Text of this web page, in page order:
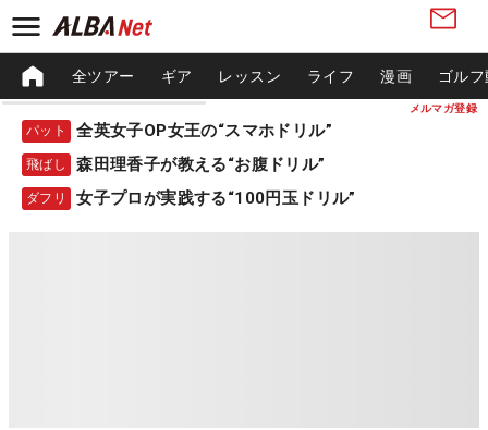
メルマガ登録
全ツアー ギア レッスン ライフ 漫画 ゴル
パット 全英女子OP女王の“スマホドリル”
飛ばし 森田理香子が教える“お腹ドリル”
ダフリ 女子プロが実践する“100円玉ドリル”